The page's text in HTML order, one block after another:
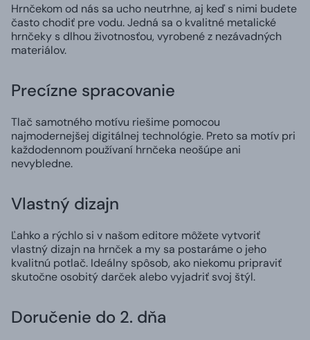
Hrnčekom od nás sa ucho neutrhne, aj keď s nimi budete
často chodiť pre vodu. Jedná sa o kvalitné metalické
hrnčeky s dlhou životnosťou, vyrobené z nezávadných
materiálov.
Precízne spracovanie
Tlač samotného motívu riešime pomocou
najmodernejšej digitálnej technológie. Preto sa motív pri
každodennom používaní hrnčeka neošúpe ani
nevybledne.
Vlastný dizajn
Ľahko a rýchlo si v našom editore môžete vytvoriť
vlastný dizajn na hrnček a my sa postaráme o jeho
kvalitnú potlač. Ideálny spôsob, ako niekomu pripraviť
skutočne osobitý darček alebo vyjadriť svoj štýl.
Doručenie do 2. dňa